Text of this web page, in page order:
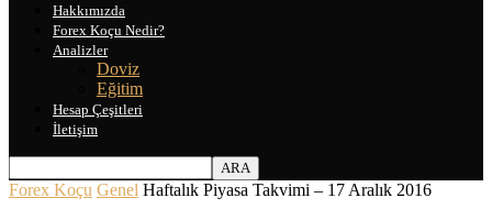
Hakkımızda
Forex Koçu Nedir?
Analizler
Doviz
Eğitim
Hesap Çeşitleri
İletişim
Forex Koçu Genel Haftalık Piyasa Takvimi – 17 Aralık 2016